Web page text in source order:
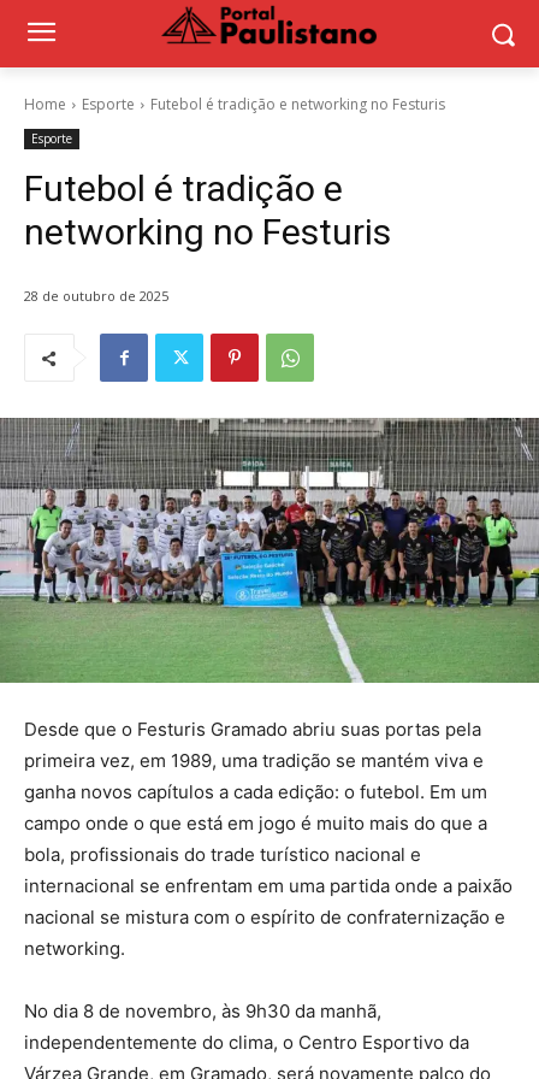
Home Esporte Futebol é tradição e networking no Festuris
Esporte
Futebol é tradição e
networking no Festuris
28 de outubro de 2025
Desde que o Festuris Gramado abriu suas portas pela
primeira vez, em 1989, uma tradição se mantém viva e
ganha novos capítulos a cada edição: o futebol. Em um
campo onde o que está em jogo é muito mais do que a
bola, profissionais do trade turístico nacional e
internacional se enfrentam em uma partida onde a paixão
nacional se mistura com o espírito de confraternização e
networking.
No dia 8 de novembro, às 9h30 da manhã,
independentemente do clima, o Centro Esportivo da
Várzea Grande, em Gramado, será novamente palco do